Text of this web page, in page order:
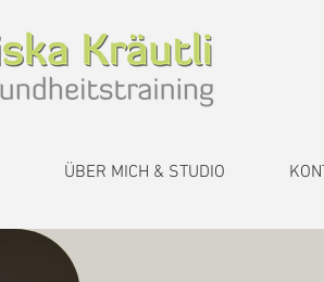
ÜBER MICH & STUDIO